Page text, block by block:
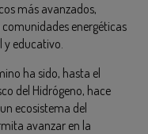
más avanzados,
energéticas
y educativo.
ha sido, hasta el
del Hidrógeno, hace
ecosistema del
avanzar en la